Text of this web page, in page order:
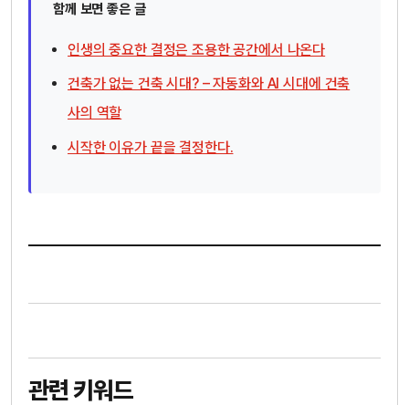
함께 보면 좋은 글
인생의 중요한 결정은 조용한 공간에서 나온다
건축가 없는 건축 시대? – 자동화와 AI 시대에 건축
사의 역할
시작한 이유가 끝을 결정한다.
관련 키워드